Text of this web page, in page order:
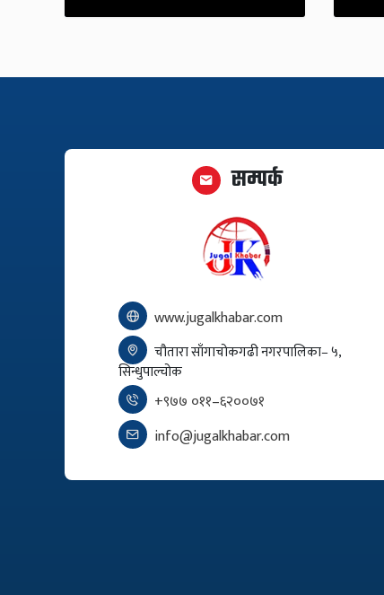
सम्पर्क
www.jugalkhabar.com
चौतारा साँगाचोकगढी नगरपालिका– ५,
सिन्धुपाल्चोक
+९७७ ०११–६२००७१
info@jugalkhabar.com